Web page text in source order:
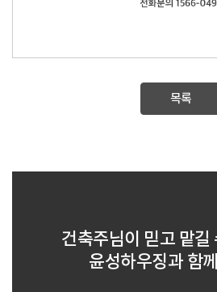
목록
건축주님이 믿고 맡길
윤성하우징과 함